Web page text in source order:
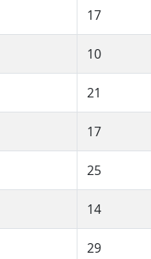
17
10
21
17
25
14
29